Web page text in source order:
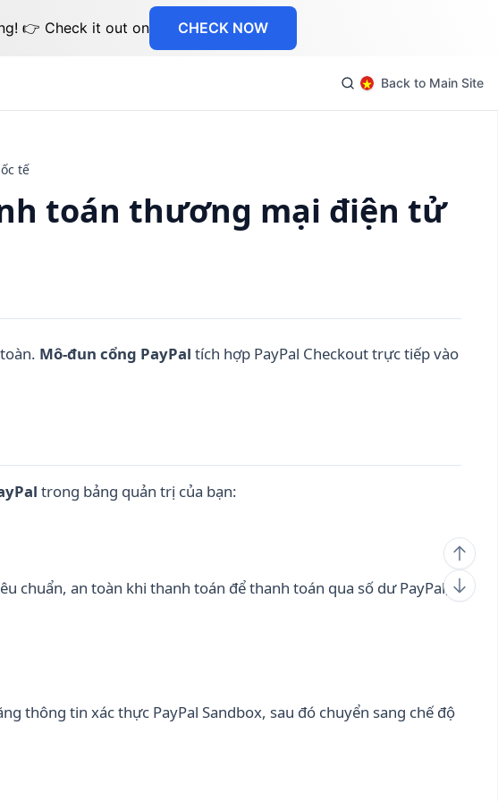
👉 Check it out on CHECK NOW
Back to Main Site
tế
toán thương mại điện tử
Mô-đun cổng PayPal tích hợp PayPal Checkout trực tiếp vào
trong bảng quản trị của bạn:
chuẩn, an toàn khi thanh toán để thanh toán qua số dư PayPal,
thông tin xác thực PayPal Sandbox, sau đó chuyển sang chế độ